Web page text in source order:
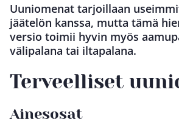
Uuniomenat tarjoillaan
jäätelön kanssa, mutta tämä
versio toimii hyvin myös
välipalana tai iltapalana.
Terveelliset
Ainesosat